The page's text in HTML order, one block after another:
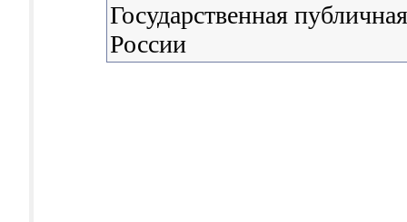
Государственная
России